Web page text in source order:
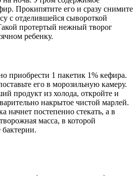
Прокипятите его и сразу снимите
с отделившейся сывороткой
протертый нежный творог
ребенку.
приобрести 1 пакетик 1% кефира.
его в морозильную камеру.
продукт из холода, откройте и
накрытое чистой марлей.
начнет постепенно стекать, а в
масса, в которой
бактерии.